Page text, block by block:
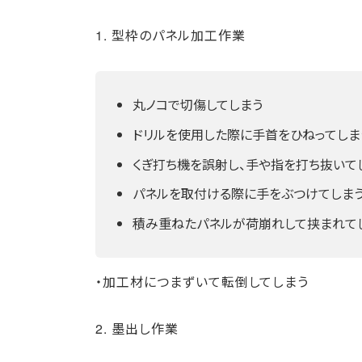
1. 型枠のパネル加工作業
丸ノコで切傷してしまう
ドリルを使用した際に手首をひねってしま
くぎ打ち機を誤射し、手や指を打ち抜いて
パネルを取付ける際に手をぶつけてしま
積み重ねたパネルが荷崩れして挟まれて
・加工材につまずいて転倒してしまう
2. 墨出し作業